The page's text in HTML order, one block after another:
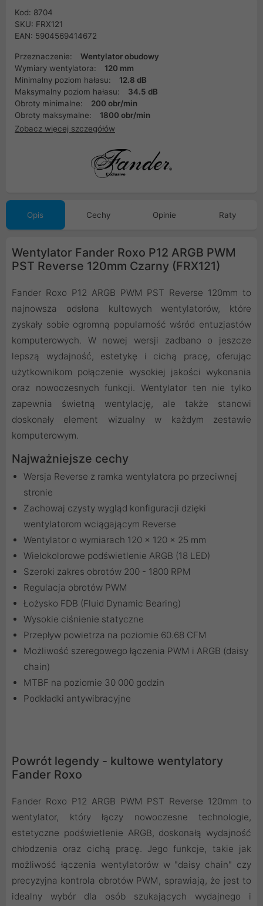
Kod: 8704
SKU: FRX121
EAN: 5904569414672
Przeznaczenie:
Wentylator obudowy
Wymiary wentylatora:
120 mm
Minimalny poziom hałasu:
12.8 dB
Maksymalny poziom hałasu:
34.5 dB
Obroty minimalne:
200 obr/min
Obroty maksymalne:
1800 obr/min
Zobacz więcej szczegółów
Opis Cechy Opinie Raty
Wentylator Fander Roxo P12 ARGB PWM
PST Reverse 120mm Czarny (FRX121)
Fander Roxo P12 ARGB PWM PST Reverse 120mm to
najnowsza odsłona kultowych wentylatorów, które
zyskały sobie ogromną popularność wśród entuzjastów
komputerowych. W nowej wersji zadbano o jeszcze
lepszą wydajność, estetykę i cichą pracę, oferując
użytkownikom połączenie wysokiej jakości wykonania
oraz nowoczesnych funkcji. Wentylator ten nie tylko
zapewnia świetną wentylację, ale także stanowi
doskonały element wizualny w każdym zestawie
komputerowym.
Najważniejsze cechy
Wersja Reverse z ramka wentylatora po przeciwnej
stronie
Zachowaj czysty wygląd konfiguracji dzięki
wentylatorom wciągającym Reverse
Wentylator o wymiarach 120 x 120 x 25 mm
Wielokolorowe podświetlenie ARGB (18 LED)
Szeroki zakres obrotów 200 - 1800 RPM
Regulacja obrotów PWM
Łożysko FDB (Fluid Dynamic Bearing)
Wysokie ciśnienie statyczne
Przepływ powietrza na poziomie 60.68 CFM
Możliwość szeregowego łączenia PWM i ARGB (daisy
chain)
MTBF na poziomie 30 000 godzin
Podkładki antywibracyjne
Powrót legendy - kultowe wentylatory
Fander Roxo
Fander Roxo P12 ARGB PWM PST Reverse 120mm to
wentylator, który łączy nowoczesne technologie,
estetyczne podświetlenie ARGB, doskonałą wydajność
chłodzenia oraz cichą pracę. Jego funkcje, takie jak
możliwość łączenia wentylatorów w "daisy chain" czy
precyzyjna kontrola obrotów PWM, sprawiają, że jest to
idealny wybór dla osób szukających wydajnego i